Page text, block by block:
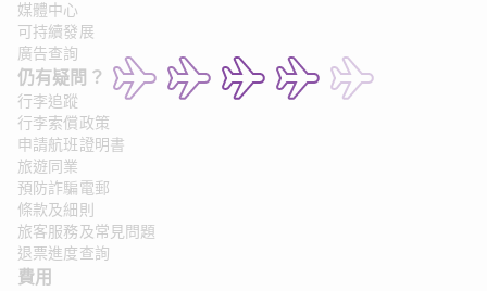
媒體中心
可持續發展
廣告查詢
仍有疑問？
行李追蹤
行李索償政策
申請航班證明書
旅遊同業
預防詐騙電郵
條款及細則
旅客服務及常見問題
退票進度查詢
費用